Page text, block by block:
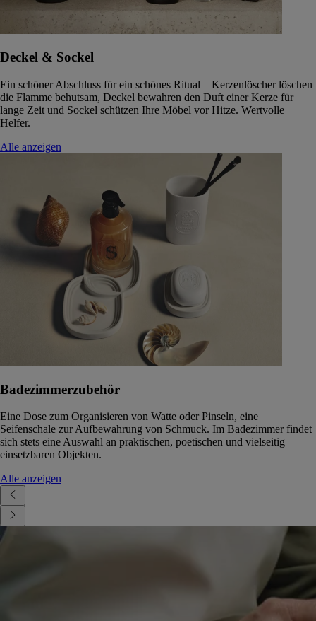
Deckel & Sockel
Ein schöner Abschluss für ein schönes Ritual – Kerzenlöscher löschen
die Flamme behutsam, Deckel bewahren den Duft einer Kerze für
lange Zeit und Sockel schützen Ihre Möbel vor Hitze. Wertvolle
Helfer.
Alle anzeigen
Badezimmerzubehör
Eine Dose zum Organisieren von Watte oder Pinseln, eine
Seifenschale zur Aufbewahrung von Schmuck. Im Badezimmer findet
sich stets eine Auswahl an praktischen, poetischen und vielseitig
einsetzbaren Objekten.
Alle anzeigen